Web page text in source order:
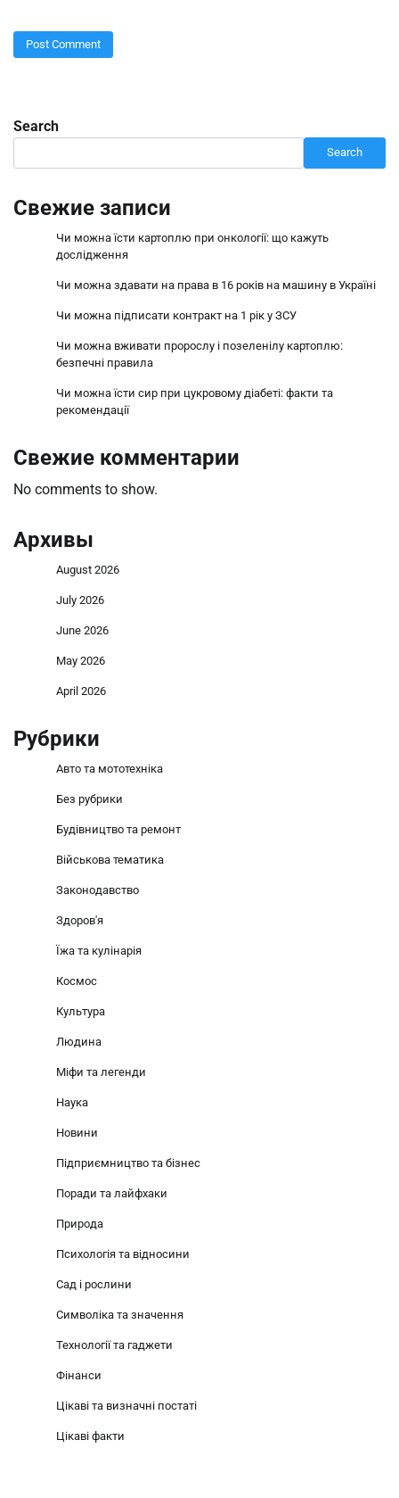
Search
Search
Свежие записи
Чи можна їсти картоплю при онкології: що кажуть
дослідження
Чи можна здавати на права в 16 років на машину в Україні
Чи можна підписати контракт на 1 рік у ЗСУ
Чи можна вживати пророслу і позеленілу картоплю:
безпечні правила
Чи можна їсти сир при цукровому діабеті: факти та
рекомендації
Свежие комментарии
No comments to show.
Архивы
August 2026
July 2026
June 2026
May 2026
April 2026
Рубрики
Авто та мототехніка
Без рубрики
Будівництво та ремонт
Військова тематика
Законодавство
Здоров'я
Їжа та кулінарія
Космос
Культура
Людина
Міфи та легенди
Наука
Новини
Підприємництво та бізнес
Поради та лайфхаки
Природа
Психологія та відносини
Сад і рослини
Символіка та значення
Технології та гаджети
Фінанси
Цікаві та визначні постаті
Цікаві факти